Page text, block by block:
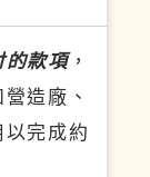
的款項 ，
造廠、
完成約